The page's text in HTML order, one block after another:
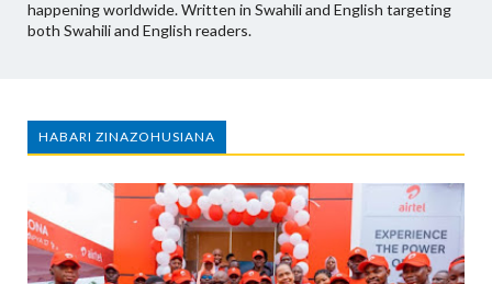
happening worldwide. Written in Swahili and English targeting
both Swahili and English readers.
HABARI ZINAZOHUSIANA